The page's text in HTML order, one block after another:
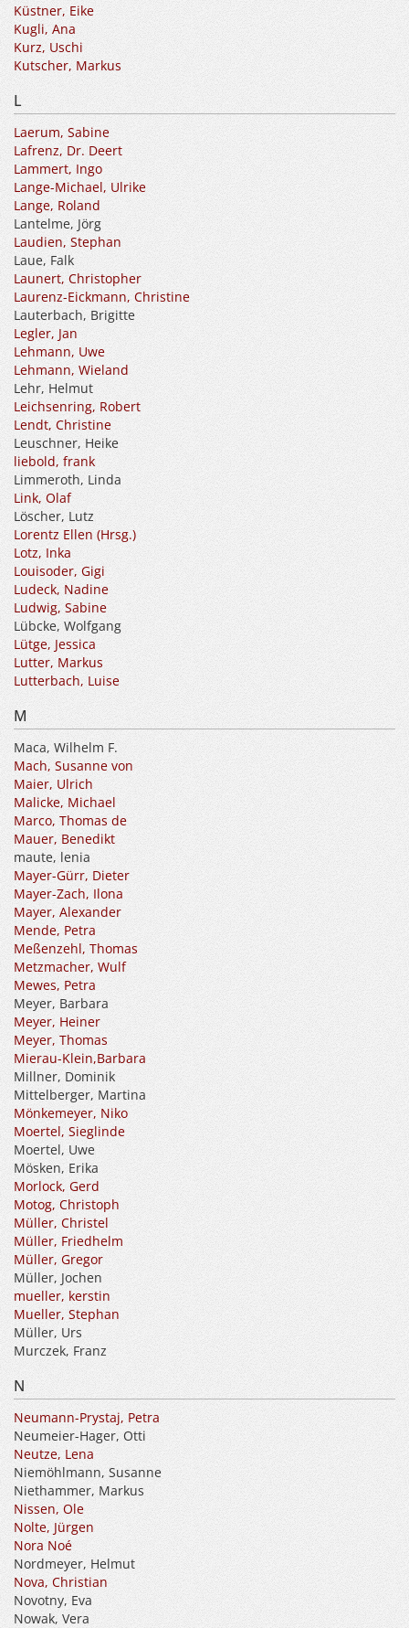
Küstner, Eike
Kugli, Ana
Kurz, Uschi
Kutscher, Markus
L
Laerum, Sabine
Lafrenz, Dr. Deert
Lammert, Ingo
Lange-Michael, Ulrike
Lange, Roland
Lantelme, Jörg
Laudien, Stephan
Laue, Falk
Launert, Christopher
Laurenz-Eickmann, Christine
Lauterbach, Brigitte
Legler, Jan
Lehmann, Uwe
Lehmann, Wieland
Lehr, Helmut
Leichsenring, Robert
Lendt, Christine
Leuschner, Heike
liebold, frank
Limmeroth, Linda
Link, Olaf
Löscher, Lutz
Lorentz Ellen (Hrsg.)
Lotz, Inka
Louisoder, Gigi
Ludeck, Nadine
Ludwig, Sabine
Lübcke, Wolfgang
Lütge, Jessica
Lutter, Markus
Lutterbach, Luise
M
Maca, Wilhelm F.
Mach, Susanne von
Maier, Ulrich
Malicke, Michael
Marco, Thomas de
Mauer, Benedikt
maute, lenia
Mayer-Gürr, Dieter
Mayer-Zach, Ilona
Mayer, Alexander
Mende, Petra
Meßenzehl, Thomas
Metzmacher, Wulf
Mewes, Petra
Meyer, Barbara
Meyer, Heiner
Meyer, Thomas
Mierau-Klein,Barbara
Millner, Dominik
Mittelberger, Martina
Mönkemeyer, Niko
Moertel, Sieglinde
Moertel, Uwe
Mösken, Erika
Morlock, Gerd
Motog, Christoph
Müller, Christel
Müller, Friedhelm
Müller, Gregor
Müller, Jochen
mueller, kerstin
Mueller, Stephan
Müller, Urs
Murczek, Franz
N
Neumann-Prystaj, Petra
Neumeier-Hager, Otti
Neutze, Lena
Niemöhlmann, Susanne
Niethammer, Markus
Nissen, Ole
Nolte, Jürgen
Nora Noé
Nordmeyer, Helmut
Nova, Christian
Novotny, Eva
Nowak, Vera